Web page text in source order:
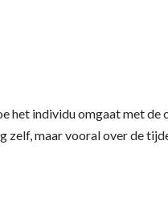
het individu omgaat met
zelf, maar vooral over de